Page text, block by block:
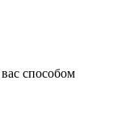
способом